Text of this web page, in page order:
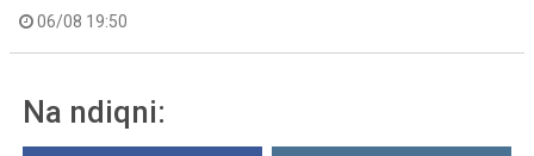
06/08 19:50
Na ndiqni: